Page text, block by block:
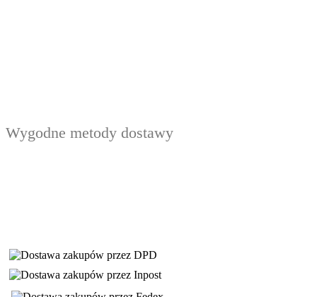
Wygodne metody dostawy